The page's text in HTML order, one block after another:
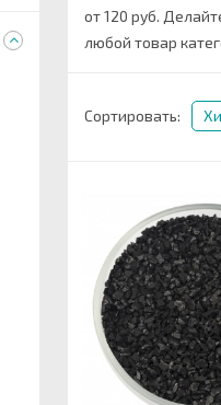
от 120 руб.
любой товар
Сортировать: